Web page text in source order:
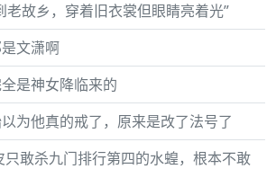
老故乡，穿着旧衣裳但眼睛亮着光”
文潇啊
是神女降临来的
为他真的戒了，原来是改了法号了
敢杀九门排行第四的水蝗，根本不敢